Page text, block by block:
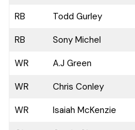
RB
Todd Gurley
RB
Sony Michel
WR
A.J Green
WR
Chris Conley
WR
Isaiah McKenzie